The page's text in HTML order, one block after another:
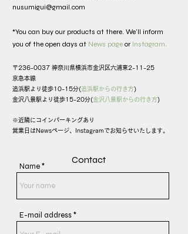
nusumigui@gmail.com
*You can buy our products at there. We'll inform
you of the open days at News page or Instagram.
〒236-0037 神奈川県横浜市金沢区六浦東2-11-25
京急本線
追浜駅より徒歩10-15分(追浜駅からの行き方)
金沢八景駅より徒歩15-20分(金沢八景駅からの行き方)
※近隣にコインパーキングあり
営業日はNewsページ、Instagramでお知らせいたします​。
Contact
Name
E-mail address